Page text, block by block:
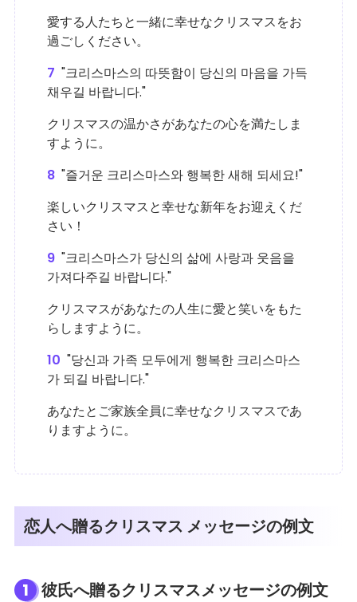
愛する人たちと一緒に幸せなクリスマスをお
過ごしください。
7 "크리스마스의 따뜻함이 당신의 마음을 가득
채우길 바랍니다."
クリスマスの温かさがあなたの心を満たしま
すように。
8 "즐거운 크리스마스와 행복한 새해 되세요!"
楽しいクリスマスと幸せな新年をお迎えくだ
さい！
9 "크리스마스가 당신의 삶에 사랑과 웃음을
가져다주길 바랍니다."
クリスマスがあなたの人生に愛と笑いをもた
らしますように。
10 "당신과 가족 모두에게 행복한 크리스마스
가 되길 바랍니다."
あなたとご家族全員に幸せなクリスマスであ
りますように。
恋人へ贈るクリスマス メッセージの例文
1 彼氏へ贈るクリスマスメッセージの例文